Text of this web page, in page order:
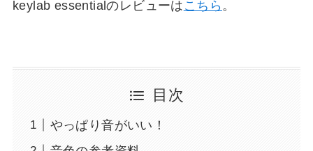
keylab essentialのレビューは こちら 。
目次
やっぱり音がいい！